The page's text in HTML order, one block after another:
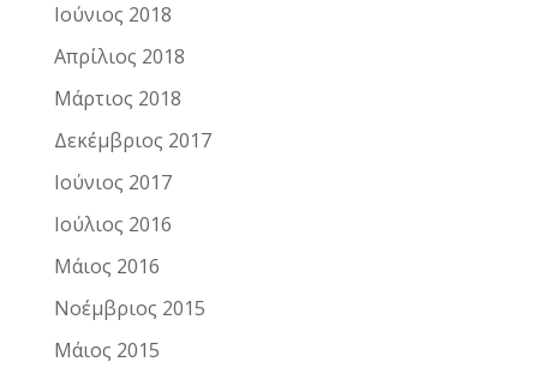
Ιούνιος 2018
Απρίλιος 2018
Μάρτιος 2018
Δεκέμβριος 2017
Ιούνιος 2017
Ιούλιος 2016
Μάιος 2016
Νοέμβριος 2015
Μάιος 2015